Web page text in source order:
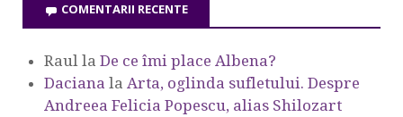
COMENTARII RECENTE
Raul la De ce îmi place Albena?
Daciana la Arta, oglinda sufletului. Despre
Andreea Felicia Popescu, alias Shilozart